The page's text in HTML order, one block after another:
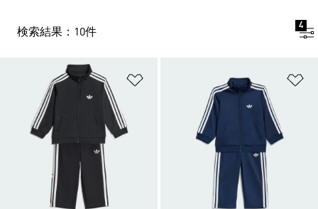
検索結果：10件
4
ほしいものリストに追加